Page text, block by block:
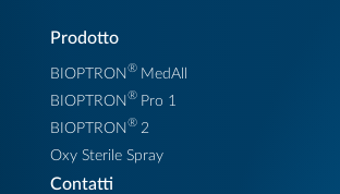
Prodotto
BIOPTRON® MedAll
BIOPTRON® Pro 1
BIOPTRON® 2
Oxy Sterile Spray
Contatti